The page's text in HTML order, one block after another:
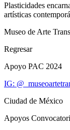
Plasticidades
artísticas
Museo de Arte
Regresar
Apoyo PAC 2024
IG:
Ciudad de México
Apoyos